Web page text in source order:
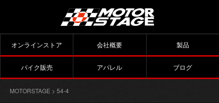
オンラインストア 会社概要 製品
バイク販売 アパレル ブログ
MOTORSTAGE > 54-4